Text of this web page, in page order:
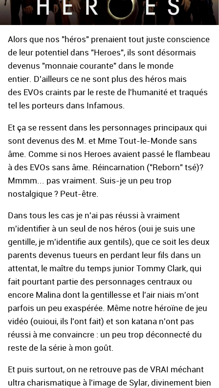
Alors que nos "héros" prenaient tout juste conscience
de leur potentiel dans "Heroes", ils sont désormais
devenus "monnaie courante" dans le monde
entier. D'ailleurs ce ne sont plus des héros mais
des EVOs craints par le reste de l'humanité et traqués
tel les porteurs dans Infamous.
Et ça se ressent dans les personnages principaux qui
sont devenus des M. et Mme Tout-le-Monde sans
âme. Comme si nos Heroes avaient passé le flambeau
à des EVOs sans âme. Réincarnation ("Reborn" tsé)?
Mmmm... pas vraiment. Suis-je un peu trop
nostalgique ? Peut-être.
Dans tous les cas je n'ai pas réussi à vraiment
m'identifier à un seul de nos héros (oui je suis une
gentille, je m'identifie aux gentils), que ce soit les deux
parents devenus tueurs en perdant leur fils dans un
attentat, le maître du temps junior Tommy Clark, qui
fait pourtant partie des personnages centraux ou
encore Malina dont la gentillesse et l'air niais m'ont
parfois un peu exaspérée. Même notre héroïne de jeu
vidéo (ouioui, ils l'ont fait) et son katana n'ont pas
réussi à me convaincre : un peu trop déconnecté du
reste de la série à mon goût.
Et puis surtout, on ne retrouve pas de VRAI méchant
ultra charismatique à l'image de Sylar, divinement bien